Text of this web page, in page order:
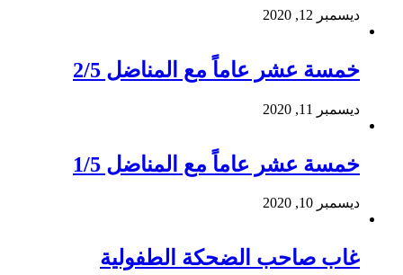
ديسمبر 12, 2020
خمسة عشر عاماً مع المناضل 2/5
ديسمبر 11, 2020
خمسة عشر عاماً مع المناضل 1/5
ديسمبر 10, 2020
غاب صاحب الضحكة الطفولية